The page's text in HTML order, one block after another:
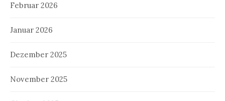
Februar 2026
Januar 2026
Dezember 2025
November 2025